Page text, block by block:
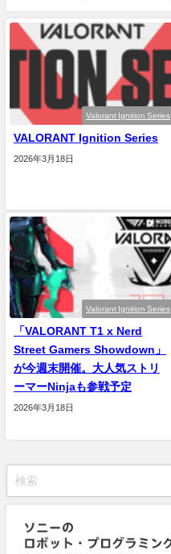
Valorant Ignition Series
VALORANT Ignition Series
2026年3月18日
Valorant Ignition Series
「VALORANT T1 x Nerd
Street Gamers Showdown」
が今週末開催。大人気ストリ
ーマーNinjaも参戦予定
2026年3月18日